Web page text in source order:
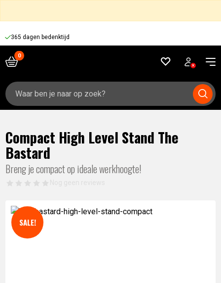
365 dagen bedenktijd
Zoeken
naar:
Compact High Level Stand The
Bastard
Breng je compact op ideale werkhoogte!
SALE!